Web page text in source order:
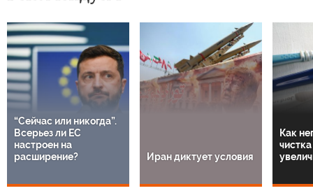
“Сейчас или никогда”.
Всерьез ли ЕС
настроен на
расширение?
Иран диктует условия
Как